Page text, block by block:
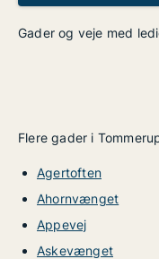
Gader og veje med
Flere gader i
Agertoften
Ahornvænget
Appevej
Askevænget